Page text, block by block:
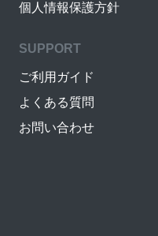
個人情報保護方針
SUPPORT
ご利用ガイド
よくある質問
お問い合わせ